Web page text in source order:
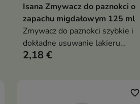
Dodaj do koszyka
Isana Zmywacz do paznokci o
zapachu migdałowym 125 ml
Zmywacz do paznokci szybkie i
dokładne usuwanie lakieru
pielęgnacja z emolientem
2,18 €
favorite_border